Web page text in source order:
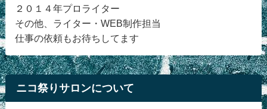
２０１４年プロライター
その他、ライター・WEB制作担当
仕事の依頼もお待ちしてます
ニコ祭りサロンについて